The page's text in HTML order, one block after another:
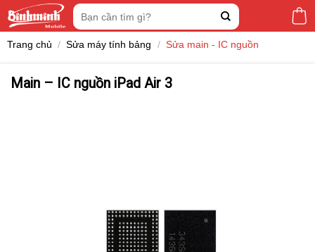
Tìm
kiếm:
Trang chủ / Sửa máy tính bảng / Sửa main - IC nguồn
Main – IC nguồn iPad Air 3